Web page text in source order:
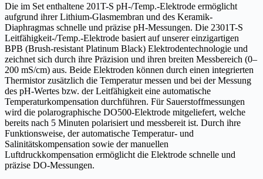
Die im Set enthaltene 201T-S pH-/Temp.-Elektrode ermöglicht
aufgrund ihrer Lithium-Glasmembran und des Keramik-
Diaphragmas schnelle und präzise pH-Messungen. Die 2301T-S
Leitfähigkeit-/Temp.-Elektrode basiert auf unserer einzigartigen
BPB (Brush-resistant Platinum Black) Elektrodentechnologie und
zeichnet sich durch ihre Präzision und ihren breiten Messbereich (0–
200 mS/cm) aus. Beide Elektroden können durch einen integrierten
Thermistor zusätzlich die Temperatur messen und bei der Messung
des pH-Wertes bzw. der Leitfähigkeit eine automatische
Temperaturkompensation durchführen. Für Sauerstoffmessungen
wird die polarographische DO500-Elektrode mitgeliefert, welche
bereits nach 5 Minuten polarisiert und messbereit ist. Durch ihre
Funktionsweise, der automatische Temperatur- und
Salinitätskompensation sowie der manuellen
Luftdruckkompensation ermöglicht die Elektrode schnelle und
präzise DO-Messungen.